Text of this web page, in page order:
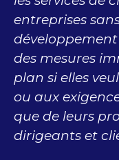
entreprises
des mesures
plan si elles
ou aux
que de leurs
dirigeants et